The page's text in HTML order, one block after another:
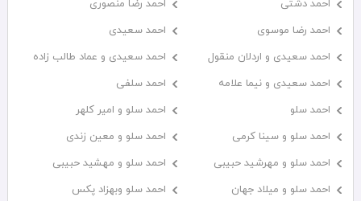
احمد دشتی
احمد رضا منصوری
احمد رضا موسوی
احمد سعیدی
احمد سعیدی و اردلان منقول
احمد سعیدی و عماد طالب زاده
احمد سعیدی و نیما علامه
احمد سلفی
احمد سلو
احمد سلو و امیر کلهر
احمد سلو و سینا کرمی
احمد سلو و معین زندی
احمد سلو و مهرشید حبیبی
احمد سلو و مهشید حبیبی
احمد سلو و میلاد جهان
احمد سلو وبهزاد پکس